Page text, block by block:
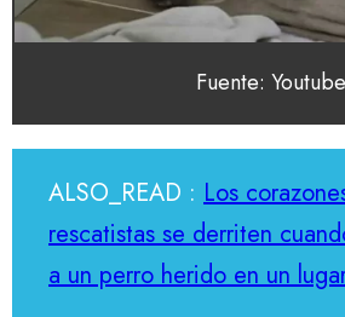
Fuente: Youtube
ALSO_READ : Los
rescatistas se derriten
a un perro herido en un